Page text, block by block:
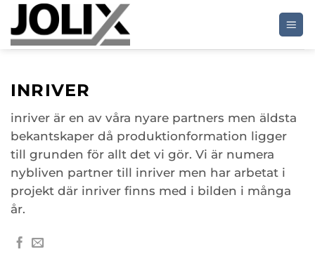
to
content
INRIVER
inriver är en av våra nyare partners men äldsta
bekantskaper då produktionformation ligger
till grunden för allt det vi gör. Vi är numera
nybliven partner till inriver men har arbetat i
projekt där inriver finns med i bilden i många
år.